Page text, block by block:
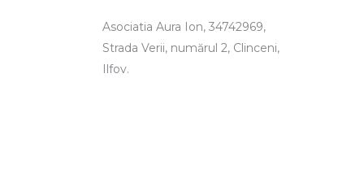
Asociatia Aura Ion, 34742969,
Strada Verii, numărul 2, Clinceni,
Ilfov.